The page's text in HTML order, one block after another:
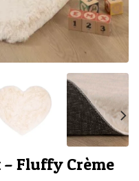
– Fluffy Crème